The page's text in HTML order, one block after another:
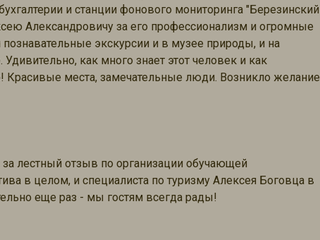
и станции фонового мониторинга "Березинский
Александровичу за его профессионализм и огромные
экскурсии и в музее природы, и на
как много знает этот человек и как
места, замечательные люди. Возникло желание
лестный отзыв по организации обучающей
в целом, и специалиста по туризму Алексея Боговца в
еще раз - мы гостям всегда рады!